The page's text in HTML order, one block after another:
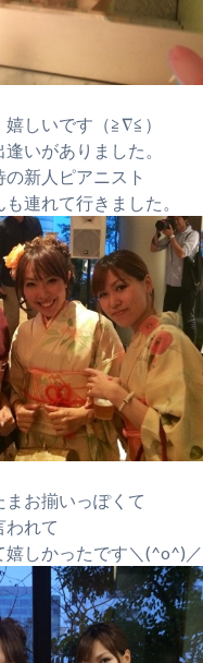
しいです（≧∇≦）
いがありました。
新人ピアニスト
連れて行きました。
まお揃いっぽくて
われて
嬉しかったです＼(^o^)／